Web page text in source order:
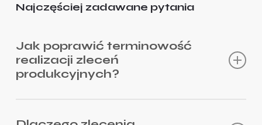
Najczęściej zadawane pytania
Jak poprawić terminowość
realizacji zleceń
produkcyjnych?
poprawić przez lepsze planowanie terminów rozpoczęcia i